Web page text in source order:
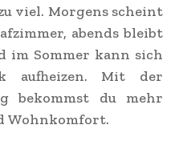
viel. Morgens scheint
abends bleibt
im Sommer kann sich
aufheizen. Mit der
bekommst du mehr
Wohnkomfort.